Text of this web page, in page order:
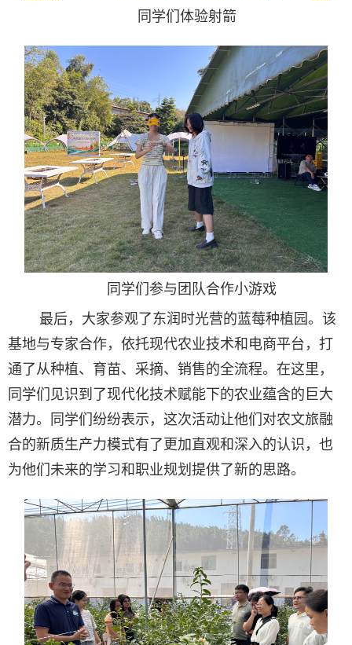
同学们体验射箭
同学们参与团队合作小游戏
最后，大家参观了东润时光营的蓝莓种植园。该
基地与专家合作，依托现代农业技术和电商平台，打
通了从种植、育苗、采摘、销售的全流程。在这里，
同学们见识到了现代化技术赋能下的农业蕴含的巨大
潜力。同学们纷纷表示，这次活动让他们对农文旅融
合的新质生产力模式有了更加直观和深入的认识，也
为他们未来的学习和职业规划提供了新的思路。